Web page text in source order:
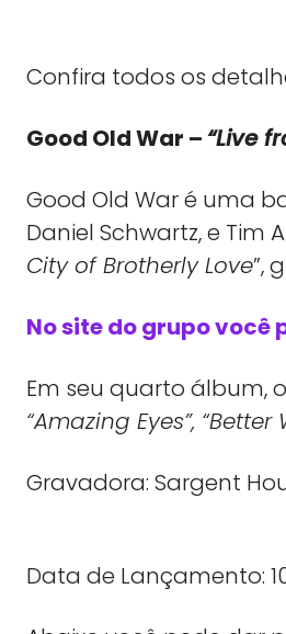
Confira todos os
Good Old War –“Live
Good Old War é uma
Daniel Schwartz, e Tim
City of Brotherly Love”,
No site do grupo você
Em seu quarto álbum,
“Amazing Eyes”, “Better
Gravadora: Sargent
Data de Lançamento: